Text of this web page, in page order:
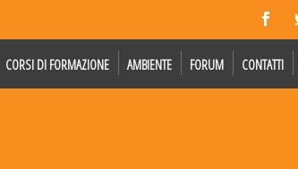
CORSI DI FORMAZIONE AMBIENTE FORUM CONTATTI